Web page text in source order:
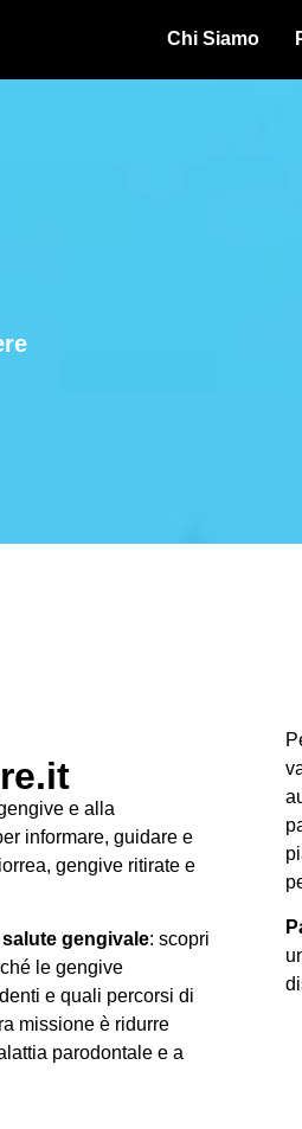
Chi Siamo
e alla
informare, guidare e
gengive ritirate e
salute gengivale: scopri
le gengive
e quali percorsi di
missione è ridurre
parodontale e a